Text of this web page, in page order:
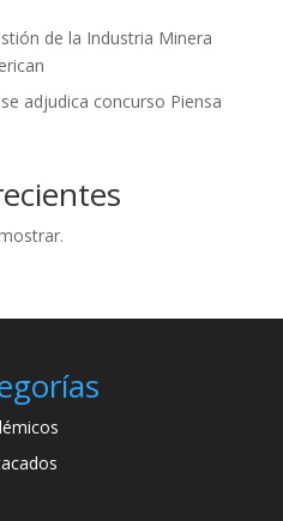
de la Industria Minera
adjudica concurso Piensa